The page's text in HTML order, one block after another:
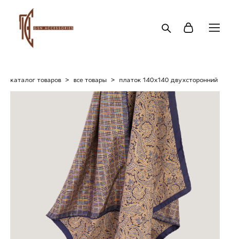
каталог товаров > все товары > платок 140х140 двухсторонний